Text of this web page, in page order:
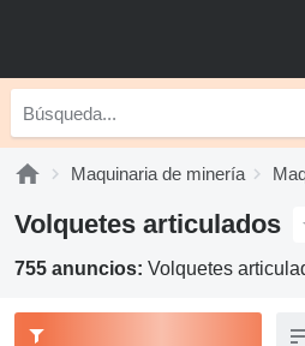
Maquinaria de minería
Volquetes articulados
755 anuncios: Volquetes